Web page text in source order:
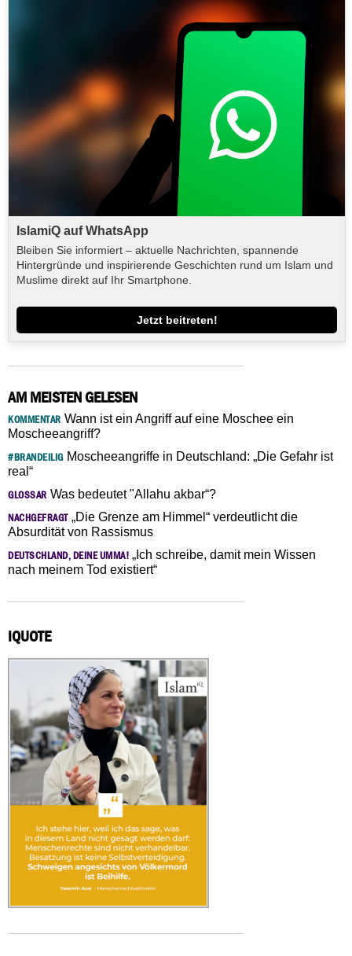
IslamiQ auf WhatsApp
Bleiben Sie informiert – aktuelle Nachrichten, spannende
Hintergründe und inspirierende Geschichten rund um Islam und
Muslime direkt auf Ihr Smartphone.
Jetzt beitreten!
AM MEISTEN GELESEN
KOMMENTAR Wann ist ein Angriff auf eine Moschee ein
Moscheeangriff?
#BRANDEILIGMoscheeangriffe in Deutschland: „Die Gefahr ist
real“
GLOSSAR Was bedeutet "Allahu akbar“?
NACHGEFRAGT„Die Grenze am Himmel“ verdeutlicht die
Absurdität von Rassismus
DEUTSCHLAND, DEINE UMMA! „Ich schreibe, damit mein Wissen
nach meinem Tod existiert“
IQUOTE